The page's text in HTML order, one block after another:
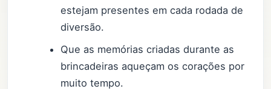
estejam presentes em cada rodada de
diversão.
Que as memórias criadas durante as
brincadeiras aqueçam os corações por
muito tempo.